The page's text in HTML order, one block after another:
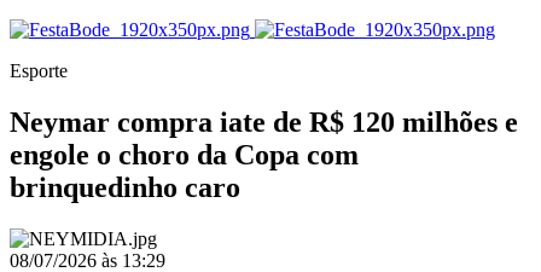
Esporte
Neymar compra iate de R$ 120 milhões e
engole o choro da Copa com
brinquedinho caro
08/07/2026 às 13:29